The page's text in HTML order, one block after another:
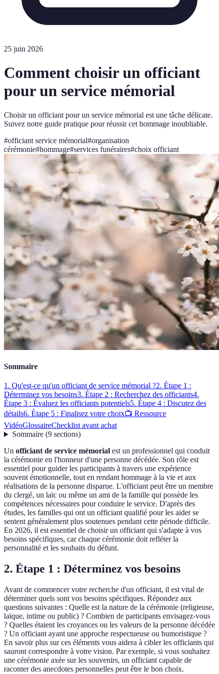
25 juin 2026
Comment choisir un officiant
pour un service mémorial
Choisir un officiant pour un service mémorial est une tâche délicate.
Suivez notre guide pratique pour réussir cet hommage inoubliable.
#officiant service mémorial#organisation
cérémonie#hommage#services funéraires#choix officiant
Sommaire
1. Qu'est-ce qu'un officiant de service mémorial ?2. Étape 1 :
Déterminez vos besoins3. Étape 2 : Recherchez des officiants4.
Étape 3 : Évaluez les officiants potentiels5. Étape 4 : Discutez des
détails6. Étape 5 : Finalisez votre choix📺 Ressource
VidéoGlossaireChecklist avant achat
Sommaire(9 sections)
Un officiant de service mémorial est un professionnel qui conduit
la cérémonie en l'honneur d'une personne décédée. Son rôle est
essentiel pour guider les participants à travers une expérience
souvent émotionnelle, tout en rendant hommage à la vie et aux
réalisations de la personne disparue. L'officiant peut être un membre
du clergé, un laïc ou même un ami de la famille qui possède les
compétences nécessaires pour conduire le service. D'après des
études, les familles qui ont un officiant qualifié pour les aider se
sentent généralement plus soutenues pendant cette période difficile.
En 2026, il est essentiel de choisir un officiant qui s'adapte à vos
besoins spécifiques, car chaque cérémonie doit refléter la
personnalité et les souhaits du défunt.
2. Étape 1 : Déterminez vos besoins
Avant de commencer votre recherche d'un officiant, il est vital de
déterminer quels sont vos besoins spécifiques. Répondez aux
questions suivantes : Quelle est la nature de la cérémonie (religieuse,
laïque, intime ou public) ? Combien de participants envisagez-vous
? Quelles étaient les croyances ou les valeurs de la personne décédée
? Un officiant ayant une approche respectueuse ou humoristique ?
En savoir plus sur ces éléments vous aidera à cibler les officiants qui
sauront correspondre à votre vision. Par exemple, si vous souhaitez
une cérémonie axée sur les souvenirs, un officiant capable de
raconter des anecdotes personnelles peut être le bon choix.